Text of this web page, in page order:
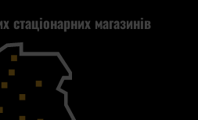
стаціонарних магазинів
осінь